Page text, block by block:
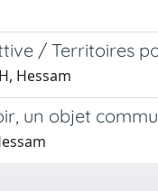
/ Territoires
Hessam
un objet